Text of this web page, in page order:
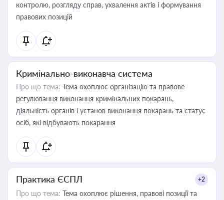
контролю, розгляду справ, ухвалення актів і формування
правових позицій
Кримінально-виконавча система
Про що тема: Тема охоплює організацію та правове
регулювання виконання кримінальних покарань,
діяльність органів і установ виконання покарань та статус
осіб, які відбувають покарання
Практика ЄСПЛ +2
Про що тема: Тема охоплює рішення, правові позиції та